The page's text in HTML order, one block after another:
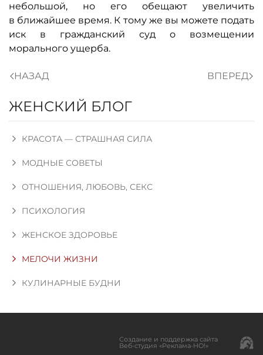
небольшой, но его обещают увеличить
в ближайшее время. К тому же вы можете подать
иск в гражданский суд о возмещении
морального ущерба.
НАЗАД ВПЕРЕД
ЖЕНСКИЙ БЛОГ
КРАСОТА — СТРАШНАЯ СИЛА
МОДНЫЕ СОВЕТЫ
ОТНОШЕНИЯ, ЛЮБОВЬ, СЕКС
ПСИХОЛОГИЯ
ЖЕНСКОЕ ЗДОРОВЬЕ
МЕЛОЧИ ЖИЗНИ
КУЛИНАРНЫЕ БУДНИ
Создание и поддержка сайта
Веб-студия «Реклама-НО!»